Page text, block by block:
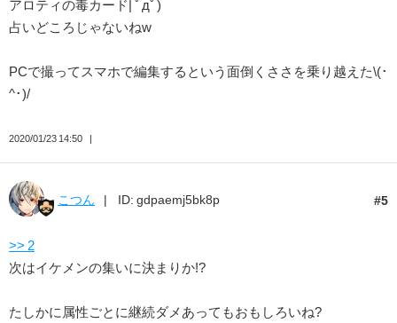
アロティの毒カード| ﾟдﾟ)
占いどころじゃないねw
PCで撮ってスマホで編集するという面倒くささを乗り越えた\(･
^･)/
2020/01/23 14:50
5
こつん ID: gdpaemj5bk8p
>> 2
次はイケメンの集いに決まりか!?
たしかに属性ごとに継続ダメあってもおもしろいね?